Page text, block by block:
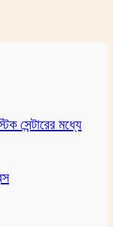
সেন্টারের মধ্যে